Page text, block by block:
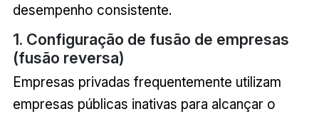
desempenho consistente.
1. Configuração de fusão de empresas
(fusão reversa)
Empresas privadas frequentemente utilizam
empresas públicas inativas para alcançar o